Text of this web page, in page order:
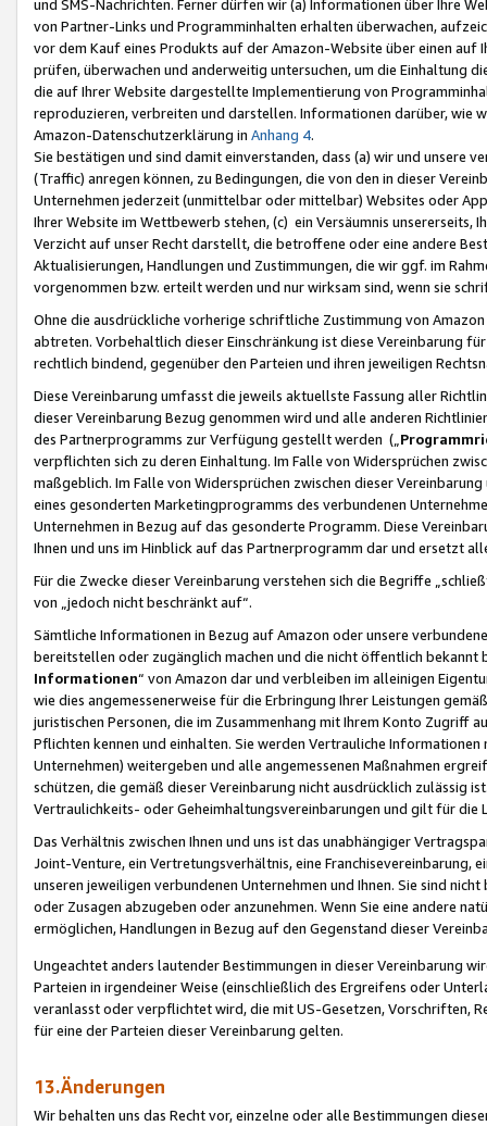
und SMS-Nachrichten. Ferner dürfen wir (a) Informationen über Ihre
von Partner-Links und Programminhalten erhalten überwachen,
vor dem Kauf eines Produkts auf der Amazon-Website über einen
prüfen, überwachen und anderweitig untersuchen, um die Einhaltung
die auf Ihrer Website dargestellte Implementierung von
reproduzieren, verbreiten und darstellen. Informationen darüber, wie
Amazon-Datenschutzerklärung in Anhang 4.
Sie bestätigen und sind damit einverstanden, dass (a) wir und
(Traffic) anregen können, zu Bedingungen, die von den in dieser
Unternehmen jederzeit (unmittelbar oder mittelbar) Websites oder
Ihrer Website im Wettbewerb stehen, (c) ein Versäumnis unsererseits,
Verzicht auf unser Recht darstellt, die betroffene oder eine andere
Aktualisierungen, Handlungen und Zustimmungen, die wir ggf. im
vorgenommen bzw. erteilt werden und nur wirksam sind, wenn sie
Ohne die ausdrückliche vorherige schriftliche Zustimmung von
abtreten. Vorbehaltlich dieser Einschränkung ist diese Vereinbarung
rechtlich bindend, gegenüber den Parteien und ihren jeweiligen
Diese Vereinbarung umfasst die jeweils aktuellste Fassung aller
dieser Vereinbarung Bezug genommen wird und alle anderen
des Partnerprogramms zur Verfügung gestellt werden („
verpflichten sich zu deren Einhaltung. Im Falle von Widersprüchen
maßgeblich. Im Falle von Widersprüchen zwischen dieser
eines gesonderten Marketingprogramms des verbundenen
Unternehmen in Bezug auf das gesonderte Programm. Diese
Ihnen und uns im Hinblick auf das Partnerprogramm dar und ersetzt
Für die Zwecke dieser Vereinbarung verstehen sich die Begriffe
von „jedoch nicht beschränkt auf“.
Sämtliche Informationen in Bezug auf Amazon oder unsere
bereitstellen oder zugänglich machen und die nicht öffentlich
Informationen“ von Amazon dar und verbleiben im alleinigen
wie dies angemessenerweise für die Erbringung Ihrer Leistungen
juristischen Personen, die im Zusammenhang mit Ihrem Konto
Pflichten kennen und einhalten. Sie werden Vertrauliche
Unternehmen) weitergeben und alle angemessenen Maßnahmen
schützen, die gemäß dieser Vereinbarung nicht ausdrücklich zulässig
Vertraulichkeits- oder Geheimhaltungsvereinbarungen und gilt für die
Das Verhältnis zwischen Ihnen und uns ist das unabhängiger
Joint-Venture, ein Vertretungsverhältnis, eine Franchisevereinbarung,
unseren jeweiligen verbundenen Unternehmen und Ihnen. Sie sind
oder Zusagen abzugeben oder anzunehmen. Wenn Sie eine andere
ermöglichen, Handlungen in Bezug auf den Gegenstand dieser
Ungeachtet anders lautender Bestimmungen in dieser Vereinbarung
Parteien in irgendeiner Weise (einschließlich des Ergreifens oder
veranlasst oder verpflichtet wird, die mit US-Gesetzen, Vorschriften,
für eine der Parteien dieser Vereinbarung gelten.
13.Änderungen
Wir behalten uns das Recht vor, einzelne oder alle Bestimmungen